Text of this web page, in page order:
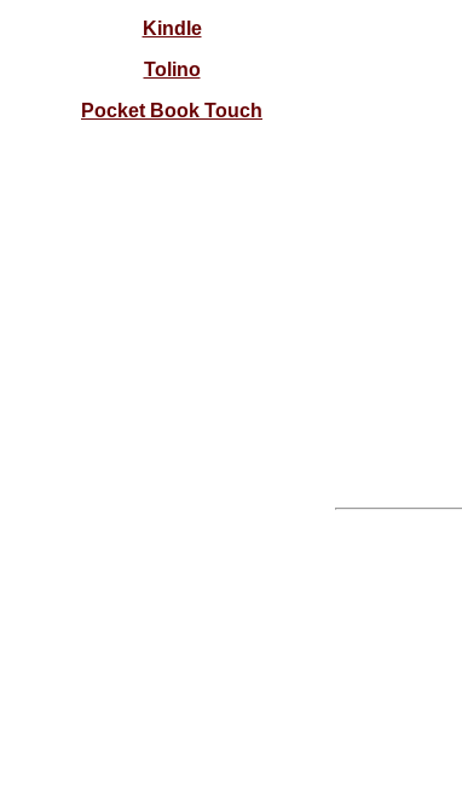
Kindle
Tolino
Pocket Book Touch